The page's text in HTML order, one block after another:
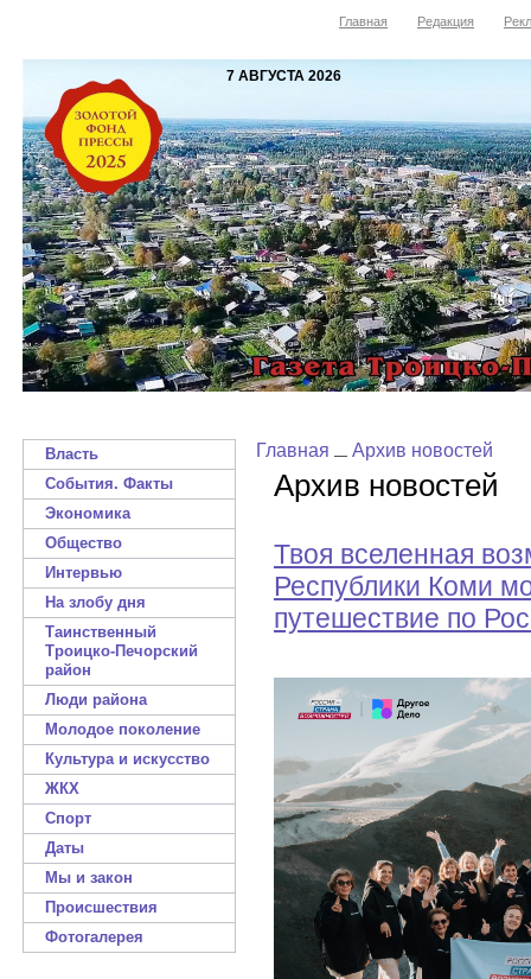
Главная Редакция
7 АВГУСТА 2026
Власть
События. Факты
Экономика
Общество
Интервью
На злобу дня
Таинственный
Троицко-Печорский
район
Люди района
Молодое поколение
Культура и искусство
ЖКХ
Спорт
Даты
Мы и закон
Происшествия
Фотогалерея
Главная Архив новостей
Архив новостей
Твоя вселенная
Республики Коми
путешествие по